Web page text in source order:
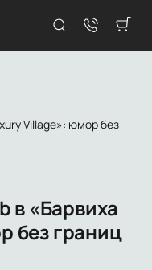
Village»: юмор без
в «Барвиха
без границ